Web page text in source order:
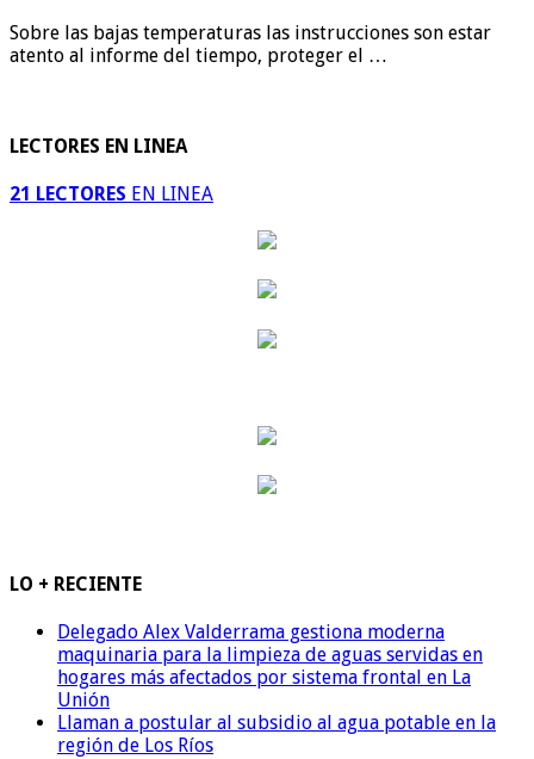
Sobre las bajas temperaturas las instrucciones son estar
atento al informe del tiempo, proteger el …
LECTORES EN LINEA
21 LECTORES EN LINEA
LO + RECIENTE
Delegado Alex Valderrama gestiona moderna
maquinaria para la limpieza de aguas servidas en
hogares más afectados por sistema frontal en La
Unión
Llaman a postular al subsidio al agua potable en la
región de Los Ríos